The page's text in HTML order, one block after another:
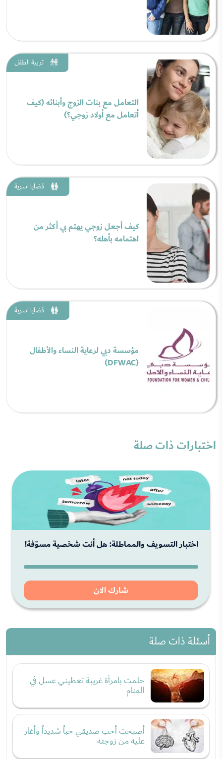
تربية الطفل
التعامل مع بنات الزوج وأبنائه (كيف
أتعامل مع أولاد زوجي؟)
قضايا اسرية
كيف أجعل زوجي يهتم بي أكثر من
اهتمامه بأهله؟
قضايا اسرية
مؤسسة دبي لرعاية النساء والأطفال
(DFWAC)
اختبارات ذات صلة
اختبار التسويف والمماطلة: هل أنت شخصية مسوّفة!
شارك الان
أسئلة ذات صلة
حلمت بامرأة غريبة تعطيني عسل في
المنام
أصبحت أحب صديقي حباً شديداً وأغار
عليه من زوجته